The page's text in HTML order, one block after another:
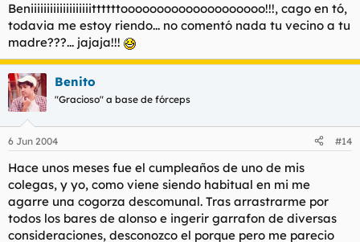
Beniiiiiiiiiiiiiiiiiiittttttoooooooooooooooooooo!!!, cago en tó,
todavia me estoy riendo... no comentó nada tu vecino a tu
madre???... jajaja!!!
Benito
"Gracioso" a base de fórceps
6 Jun 2004 #14
Hace unos meses fue el cumpleaños de uno de mis
colegas, y yo, como viene siendo habitual en mi me
agarre una cogorza descomunal. Tras arrastrarme por
todos los bares de alonso e ingerir garrafon de diversas
consideraciones, desconozco el porque pero me parecio